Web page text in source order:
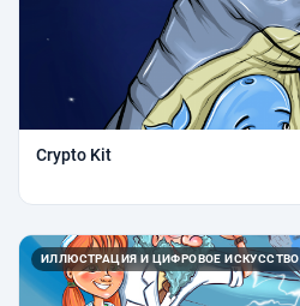
Crypto Kit
ИЛЛЮСТРАЦИЯ И ЦИФРОВОЕ ИСКУССТВО